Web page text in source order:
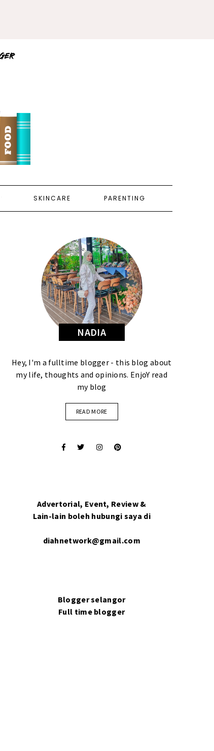
SKINCARE PARENTING
NADIA
Hey, I'm a fulltime blogger - this blog about
my life, thoughts and opinions. EnjoY read
my blog
READ MORE
Advertorial, Event, Review &
Lain-lain boleh hubungi saya di
diahnetwork@gmail.com
Blogger selangor
Full time blogger